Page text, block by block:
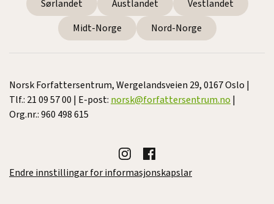
Sørlandet Austlandet
Vestlandet
Midt-Norge
Nord-Norge
Norsk Forfattersentrum, Wergelandsveien 29, 0167 Oslo |
Tlf.: 21 09 57 00 | E-post: norsk@forfattersentrum.no |
Org.nr.: 960 498 615
Endre innstillingar for informasjonskapslar